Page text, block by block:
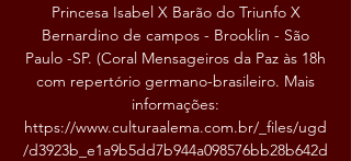
Princesa Isabel X Barão do Triunfo X
Bernardino de campos - Brooklin - São
Paulo -SP. (Coral Mensageiros da Paz às 18h
com repertório germano-brasileiro. Mais
informações:
https://www.culturaalema.com.br/_files/ugd
/d3923b_e1a9b5dd7b944a098576bb28b642d